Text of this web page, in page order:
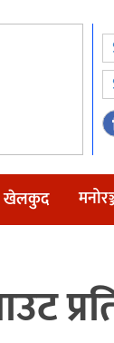
खेलकुद